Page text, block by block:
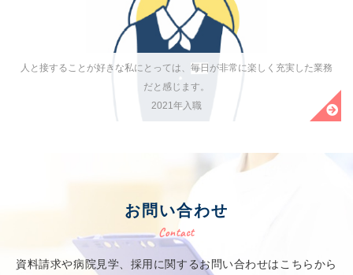
人と接することが好きな私にとっては、毎日が非常に楽しく充実した業務
だと感じます。
2021年入職
お問い合わせ
Contact
資料請求や病院見学、採用に関するお問い合わせはこちらから